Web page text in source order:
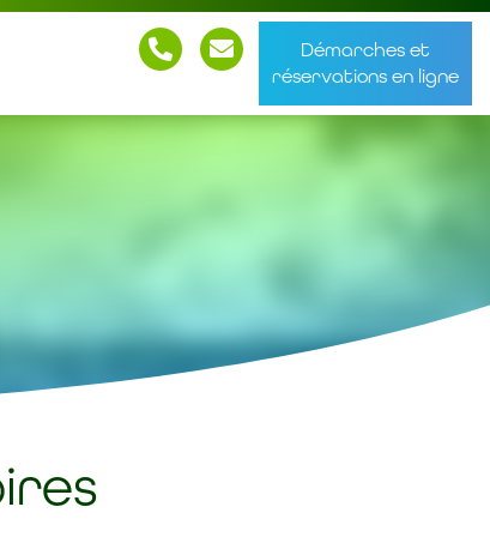
Démarches et
réservations en ligne